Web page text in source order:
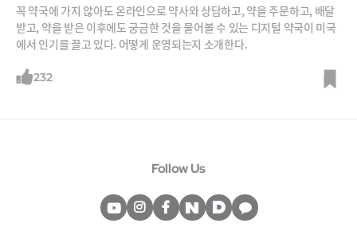
꼭 약국에 가지 않아도 온라인으로 약사와 상담하고, 약을 주문하고, 배달
받고, 약을 받은 이후에도 궁금한 것을 물어볼 수 있는 디지털 약국이 미국
에서 인기를 끌고 있다. 어떻게 운영되는지 소개한다.
232
Follow Us